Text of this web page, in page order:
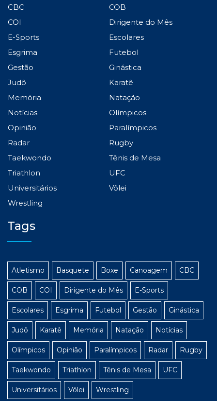
CBC
COB
COI
Dirigente do Mês
E-Sports
Escolares
Esgrima
Futebol
Gestão
Ginástica
Judô
Karatê
Memória
Natação
Notícias
Olímpicos
Opinião
Paralímpicos
Radar
Rugby
Taekwondo
Tênis de Mesa
Triathlon
UFC
Universitários
Vôlei
Wrestling
Tags
Atletismo Basquete Boxe Canoagem CBC
COB COI Dirigente do Mês E-Sports
Escolares Esgrima Futebol Gestão Ginástica
Judô Karatê Memória Natação Notícias
Olímpicos Opinião Paralímpicos Radar Rugby
Taekwondo Triathlon Tênis de Mesa UFC
Universitários Vôlei Wrestling